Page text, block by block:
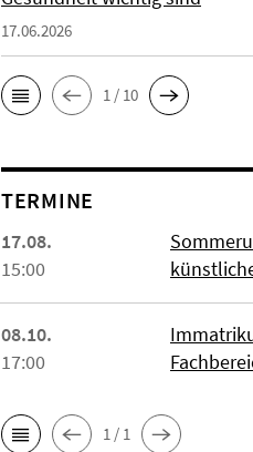
17.06.2026
1 / 10
TERMINE
17.08.
15:00
08.10.
17:00
1 / 1